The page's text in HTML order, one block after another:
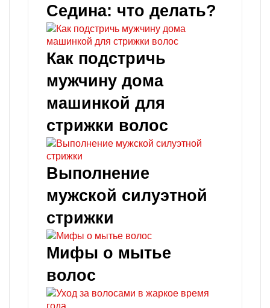
Седина: что делать?
Как подстричь
мужчину дома
машинкой для
стрижки волос
Выполнение
мужской силуэтной
стрижки
Мифы о мытье
волос